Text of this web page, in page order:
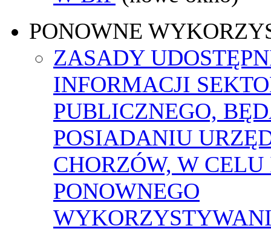
PONOWNE
ZASADY
INFORMACJI
PUBLICZNEGO,
POSIADANIU
CHORZÓW, W
PONOWNEGO